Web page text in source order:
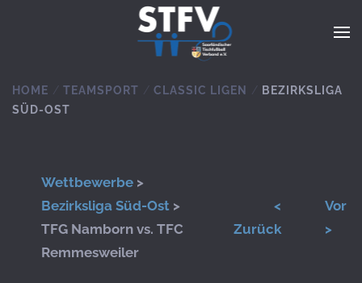
Zum Hauptinhalt springen
HOME TEAMSPORT CLASSIC LIGEN
BEZIRKSLIGA
SÜD-OST
Wettbewerbe >
Bezirksliga Süd-Ost >
TFG Namborn vs. TFC
Remmesweiler
<
Zurück
Vor
>